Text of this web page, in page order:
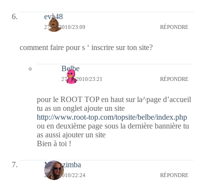
eva48
27/01/2010/23:09 RÉPONDRE
comment faire pour s ‘ inscrire sur ton site?
Belbe
27/01/2010/23:21 RÉPONDRE
pour le ROOT TOP en haut sur la^page d’accueil
tu as un onglet ajoute un site
http://www.root-top.com/topsite/belbe/index.php
ou en deuxième page sous la dernière bannière tu
as aussi ajouter un site
Bien à toi !
Monazimba
27/01/2010/22:24 RÉPONDRE